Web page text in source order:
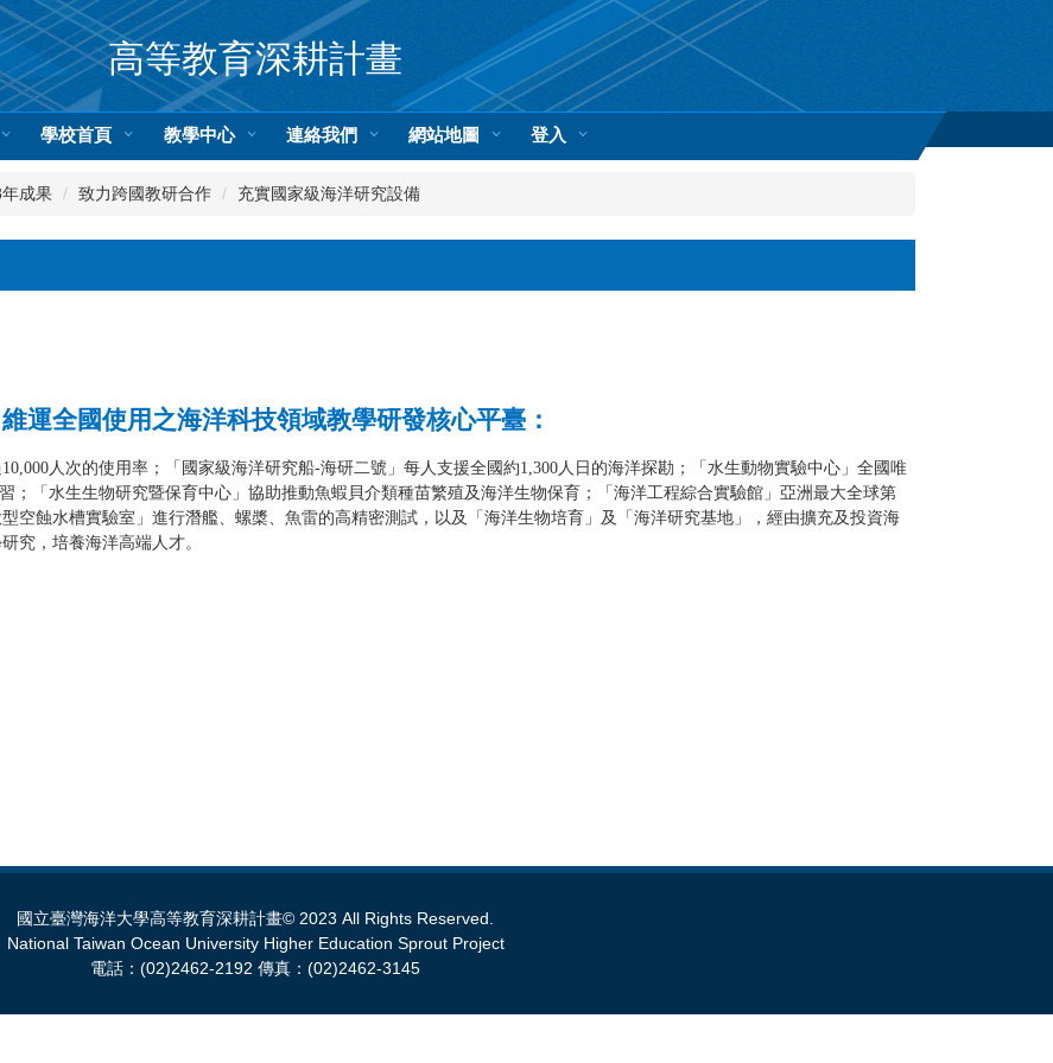
高等教育深耕計畫
學校首頁 教學中心 連絡我們 網站地圖 登入
成果 致力跨國教研合作 充實國家級海洋研究設備
運全國使用之海洋科技領域教學研發核心平臺：
人次的使用率；「國家級海洋研究船-海研二號」每人支援全國約1,300人日的海洋探勘；「水生動物實驗中心」全國唯
；「水生生物研究暨保育中心」協助推動魚蝦貝介類種苗繁殖及海洋生物保育；「海洋工程綜合實驗館」亞洲最大全球第
空蝕水槽實驗室」進行潛艦、螺槳、魚雷的高精密測試，以及「海洋生物培育」及「海洋研究基地」，經由擴充及投資海
究，培養海洋高端人才。
國立臺灣海洋大學高等教育深耕計畫© 2023 All Rights Reserved.
National Taiwan Ocean University Higher Education Sprout Project
電話：(02)2462-2192 傳真：(02)2462-3145